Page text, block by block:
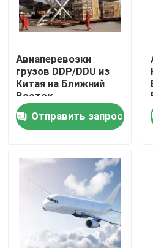
Продукты
Видеозаписи
О нас
Экскурсия по заводу
Контроль качества
Авиаперевозки
грузов DDP/DDU из
Китая на Ближний
Восток
Отправить запрос